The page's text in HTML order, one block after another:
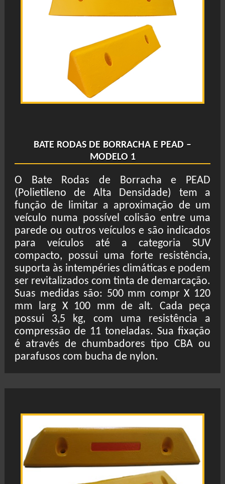
BATE RODAS DE BORRACHA E PEAD –
MODELO 1
O Bate Rodas de Borracha e PEAD
(Polietileno de Alta Densidade) tem a
função de limitar a aproximação de um
veículo numa possível colisão entre uma
parede ou outros veículos e são indicados
para veículos até a categoria SUV
compacto, possui uma forte resistência,
suporta às intempéries climáticas e podem
ser revitalizados com tinta de demarcação.
Suas medidas são: 500 mm compr X 120
mm larg X 100 mm de alt. Cada peça
possui 3,5 kg, com uma resistência a
compressão de 11 toneladas. Sua fixação
é através de chumbadores tipo CBA ou
parafusos com bucha de nylon.